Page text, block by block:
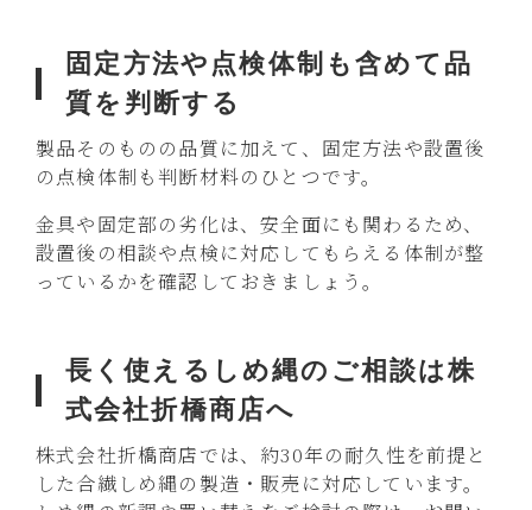
固定方法や点検体制も含めて品
質を判断する
製品そのものの品質に加えて、固定方法や設置後
の点検体制も判断材料のひとつです。
金具や固定部の劣化は、安全面にも関わるため、
設置後の相談や点検に対応してもらえる体制が整
っているかを確認しておきましょう。
長く使えるしめ縄のご相談は株
式会社折橋商店へ
株式会社折橋商店では、約30年の耐久性を前提と
した合繊しめ縄の製造・販売に対応しています。